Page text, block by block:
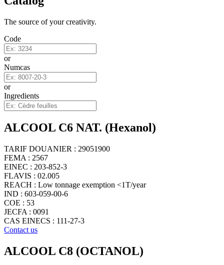
The source of your creativity.
Code
or
Numcas
or
Ingredients
ALCOOL C6 NAT. (Hexanol)
TARIF DOUANIER : 29051900
FEMA : 2567
EINEC : 203-852-3
FLAVIS : 02.005
REACH : Low tonnage exemption <1T/year
IND : 603-059-00-6
COE : 53
JECFA : 0091
CAS EINECS : 111-27-3
Contact us
ALCOOL C8 (OCTANOL)